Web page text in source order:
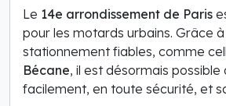
Le 14e arrondissement de Paris
pour les motards urbains. Grâce
stationnement fiables, comme
Bécane, il est désormais
facilement, en toute sécurité, et